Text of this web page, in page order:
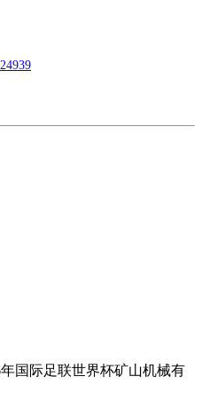
国际足联世界杯矿山机械有